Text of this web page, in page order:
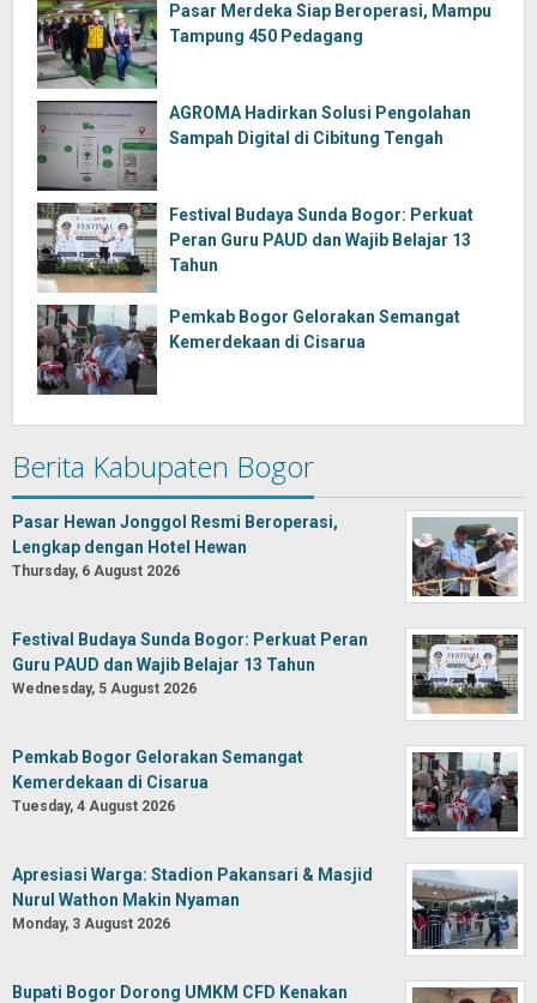
Pasar Merdeka Siap Beroperasi, Mampu
Tampung 450 Pedagang
AGROMA Hadirkan Solusi Pengolahan
Sampah Digital di Cibitung Tengah
Festival Budaya Sunda Bogor: Perkuat
Peran Guru PAUD dan Wajib Belajar 13
Tahun
Pemkab Bogor Gelorakan Semangat
Kemerdekaan di Cisarua
Berita Kabupaten Bogor
Pasar Hewan Jonggol Resmi Beroperasi,
Lengkap dengan Hotel Hewan
Thursday, 6 August 2026
Festival Budaya Sunda Bogor: Perkuat Peran
Guru PAUD dan Wajib Belajar 13 Tahun
Wednesday, 5 August 2026
Pemkab Bogor Gelorakan Semangat
Kemerdekaan di Cisarua
Tuesday, 4 August 2026
Apresiasi Warga: Stadion Pakansari & Masjid
Nurul Wathon Makin Nyaman
Monday, 3 August 2026
Bupati Bogor Dorong UMKM CFD Kenakan